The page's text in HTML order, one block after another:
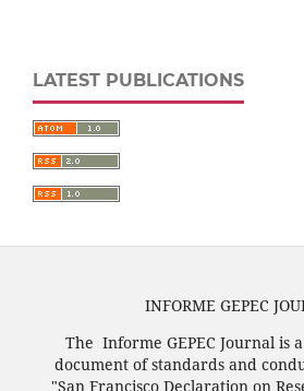
LATEST PUBLICATIONS
INFORME GEPEC
The Informe GEPEC Journal is
document of standards and
"San Francisco Declaration on